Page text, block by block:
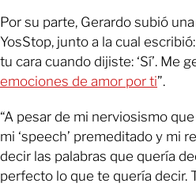
Por su parte, Gerardo subió
YosStop, junto a la cual
tu cara cuando dijiste: ‘Sí’. Me
emociones de amor por ti”.
“A pesar de mi nerviosismo
mi ‘speech’ premeditado y mi
decir las palabras que quería
perfecto lo que te quería decir.